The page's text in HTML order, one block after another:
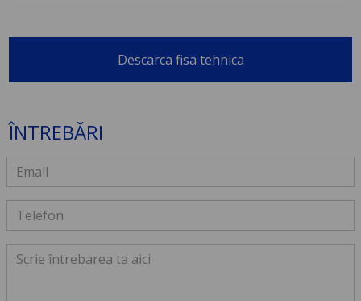
Descarca fisa tehnica
ÎNTREBĂRI